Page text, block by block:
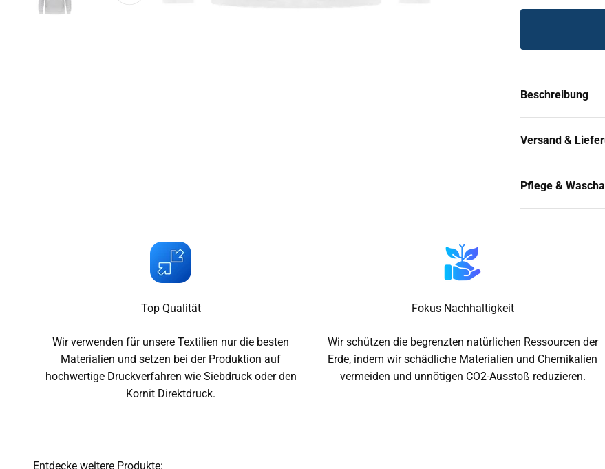
Beschreibung
Versand &
Pflege &
Top Qualität
Wir verwenden für unsere Textilien nur die besten
Materialien und setzen bei der Produktion auf
hochwertige Druckverfahren wie Siebdruck oder den
Kornit Direktdruck.
Fokus Nachhaltigkeit
Wir schützen die begrenzten natürlichen Ressourcen der
Erde, indem wir schädliche Materialien und Chemikalien
vermeiden und unnötigen CO2-Ausstoß reduzieren.